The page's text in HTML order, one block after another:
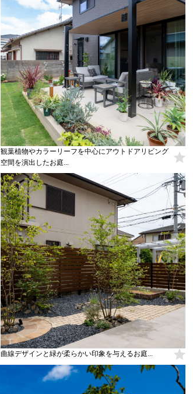
観葉植物やカラーリーフを中心にアウトドアリビング
空間を演出したお庭...
曲線デザインと緑が柔らかい印象を与えるお庭...